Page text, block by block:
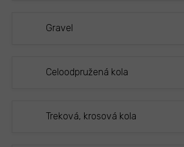
Gravel
Celoodpružená kola
Treková, krosová kola